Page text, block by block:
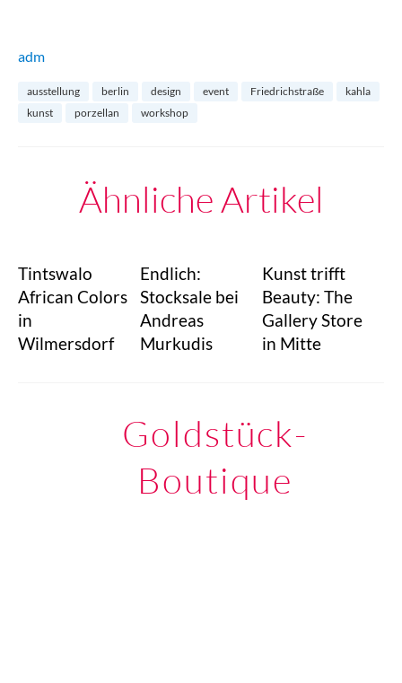
adm
ausstellung berlin design event Friedrichstraße
kahla
kunst
porzellan workshop
Ähnliche Artikel
Tintswalo
African Colors
in
Wilmersdorf
Endlich:
Stocksale bei
Andreas
Murkudis
Kunst trifft
Beauty: The
Gallery Store
in Mitte
Goldstück-
Boutique